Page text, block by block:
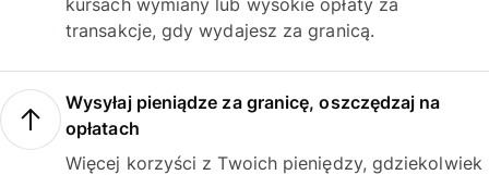
kursach wymiany lub wysokie opłaty za
transakcje, gdy wydajesz za granicą.
Wysyłaj pieniądze za granicę, oszczędzaj na
opłatach
Więcej korzyści z Twoich pieniędzy, gdziekolwiek